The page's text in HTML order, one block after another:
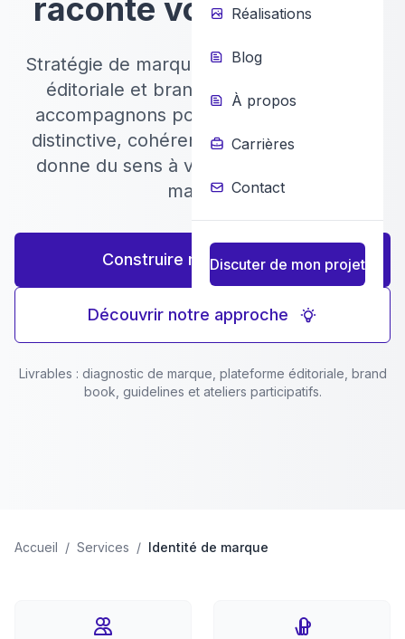
Réalisations
Blog
À propos
Carrières
Contact
Discuter de mon projet
raconte votre histoire
Stratégie de marque, naming, plateforme
éditoriale et brand book – nous vous
accompagnons pour créer une identité
distinctive, cohérente et mémorable qui
donne du sens à votre présence sur le
marché.
Construire ma marque
Découvrir notre approche
Livrables : diagnostic de marque, plateforme éditoriale, brand
book, guidelines et ateliers participatifs.
Accueil / Services / Identité de marque